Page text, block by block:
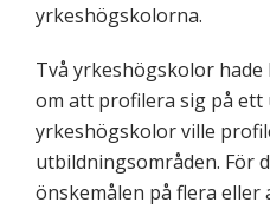
yrkeshögskolorna.
Två yrkeshögskolor
om att profilera sig på
yrkeshögskolor ville
utbildningsområden. För
önskemålen på flera